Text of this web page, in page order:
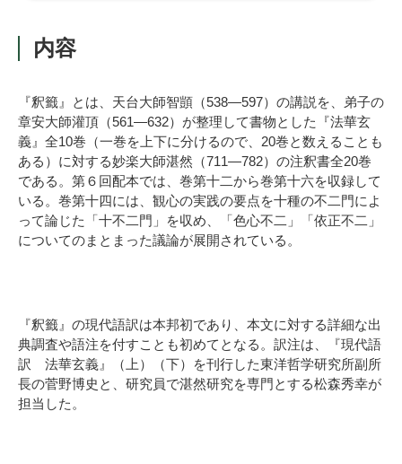
内容
『釈籤』とは、天台大師智顗（538―597）の講説を、弟子の
章安大師灌頂（561―632）が整理して書物とした『法華玄
義』全10巻（一巻を上下に分けるので、20巻と数えることも
ある）に対する妙楽大師湛然（711―782）の注釈書全20巻
である。第６回配本では、巻第十二から巻第十六を収録して
いる。巻第十四には、観心の実践の要点を十種の不二門によ
って論じた「十不二門」を収め、「色心不二」「依正不二」
についてのまとまった議論が展開されている。
『釈籤』の現代語訳は本邦初であり、本文に対する詳細な出
典調査や語注を付すことも初めてとなる。訳注は、『現代語
訳 法華玄義』（上）（下）を刊行した東洋哲学研究所副所
長の菅野博史と、研究員で湛然研究を専門とする松森秀幸が
担当した。